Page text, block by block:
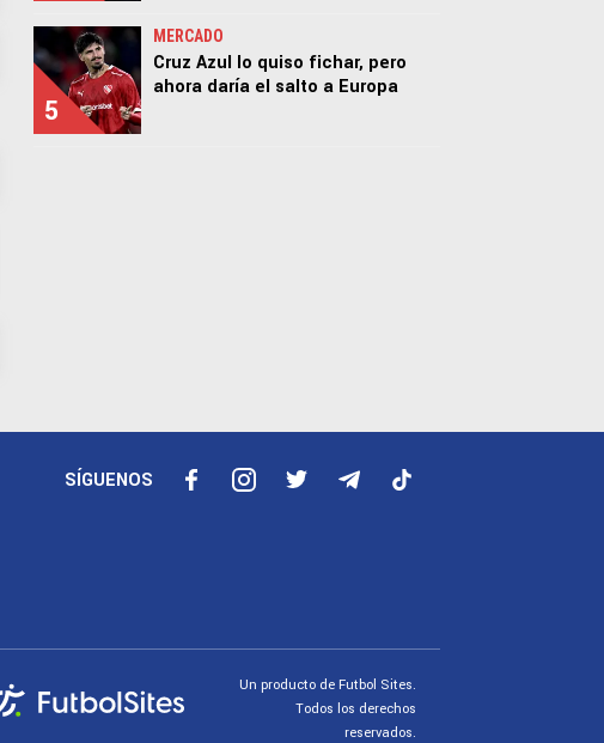
5
MERCADO
Cruz Azul lo quiso fichar, pero
ahora daría el salto a Europa
SÍGUENOS
Un producto de Futbol Sites.
Todos los derechos
reservados.